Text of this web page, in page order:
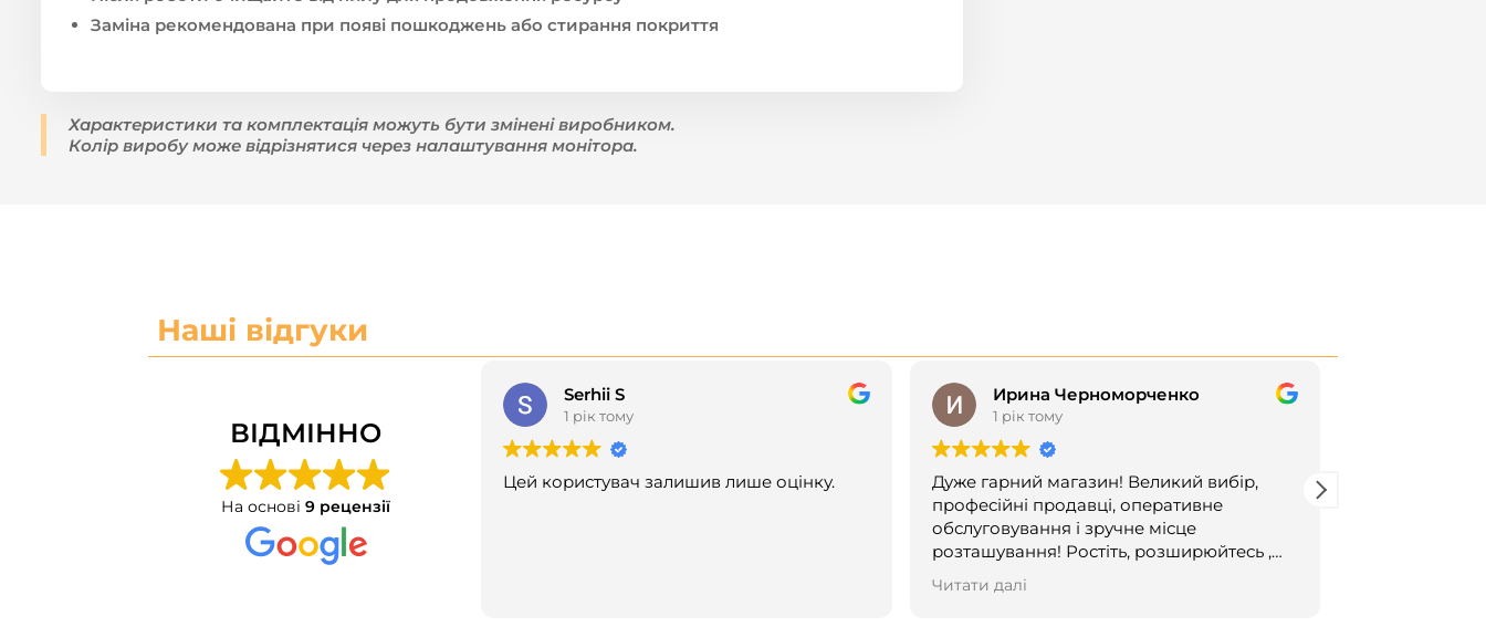
Заміна рекомендована при появі пошкоджень або стирання покриття
Характеристики та комплектація можуть бути змінені виробником.
Колір виробу може відрізнятися через налаштування монітора.
Наші відгуки
ВІДМІННО
На основі9 рецензії
Serhii S
1 рік тому
Цей користувач залишив лише оцінку.
Ирина Черноморченко
1 рік тому
Дуже гарний магазин! Великий вибір,
професійні продавці, оперативне
обслуговування і зручне місце
розташування! Ростіть, розширюйтесь ,
новинками!
Читати далі